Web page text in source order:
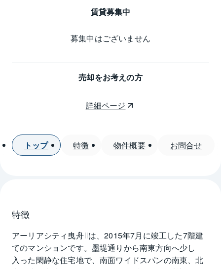
賃貸募集中
募集中はございません
売却をお考えの方
詳細ページ
トップ 特徴 物件概要 お問合せ
特徴
アーリアシティ曳舟Ⅱは、2015年7月に竣工した7階建
てのマンションです。墨堤通りから南東方向へ少し
入った閑静な住宅地で、南面ワイドスパンの南東、北